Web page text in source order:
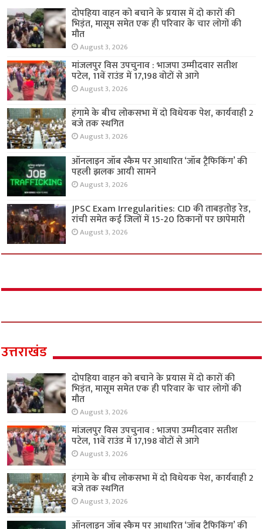
दोपहिया वाहन को बचाने के प्रयास में दो कारों की
भिड़ंत, मासूम समेत एक ही परिवार के चार लोगों की
मौत
August 3, 2026
मांजलपुर विस उपचुनाव : भाजपा उम्मीदवार सतीश
पटेल, 11वें राउंड में 17,198 वोटों से आगे
August 3, 2026
हंगामे के बीच लोकसभा में दो विधेयक पेश, कार्यवाही 2
बजे तक स्थगित
August 3, 2026
ऑनलाइन जॉब स्कैम पर आधारित ‘जॉब ट्रैफिकिंग’ की
पहली झलक आयी सामने
August 3, 2026
JPSC Exam Irregularities: CID की ताबड़तोड़ रेड,
रांची समेत कई जिलों में 15-20 ठिकानों पर छापेमारी
August 3, 2026
उत्तराखंड
दोपहिया वाहन को बचाने के प्रयास में दो कारों की
भिड़ंत, मासूम समेत एक ही परिवार के चार लोगों की
मौत
August 3, 2026
मांजलपुर विस उपचुनाव : भाजपा उम्मीदवार सतीश
पटेल, 11वें राउंड में 17,198 वोटों से आगे
August 3, 2026
हंगामे के बीच लोकसभा में दो विधेयक पेश, कार्यवाही 2
बजे तक स्थगित
August 3, 2026